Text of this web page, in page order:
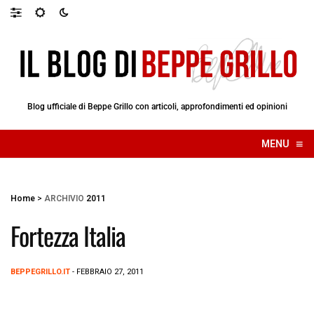
Blog ufficiale di Beppe Grillo con articoli, approfondimenti ed opinioni
MENU ≡
☰
Home > ARCHIVIO 2011
Fortezza Italia
BEPPEGRILLO.IT - FEBBRAIO 27, 2011